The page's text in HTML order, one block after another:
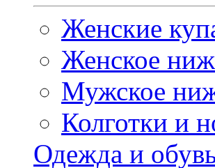
Женские
Женское
Мужское
Колготки и
Одежда и